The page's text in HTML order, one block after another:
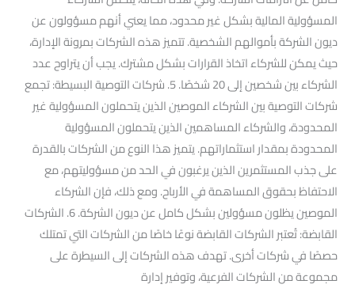
المسؤولية المالية بشكل غير محدود، مما يعني أنهم مسؤولون عن
ديون الشركة بأموالهم الشخصية. تتميز هذه الشركات بمرونة الإدارة،
حيث يمكن للشركاء اتخاذ القرارات بشكل مشترك. يجب أن يتراوح عدد
الشركاء بين شخصين إلى 20 شخصًا. 5. شركات التوصية البسيطة: تجمع
شركات التوصية بين الشركاء الموصين الذين يتحملون المسؤولية غير
المحدودة، والشركاء المساهمين الذين يتحملون المسؤولية
المحدودة بمقدار استثماراتهم. يتميز هذا النوع من الشركات بالقدرة
على جذب المستثمرين الذين يرغبون في الحد من مسؤوليتهم، مع
الاحتفاظ بحقوق المساهمة في الأرباح. ومع ذلك، فإن الشركاء
الموصين يظلون مسؤولين بشكل كامل عن ديون الشركة. 6. الشركات
القابضة: تُعتبر الشركات القابضة نوعًا خاصًا من الشركات التي تمتلك
حصصًا في شركات أخرى. تهدف هذه الشركات إلى السيطرة على
مجموعة من الشركات الفرعية، وتوفير إدارة